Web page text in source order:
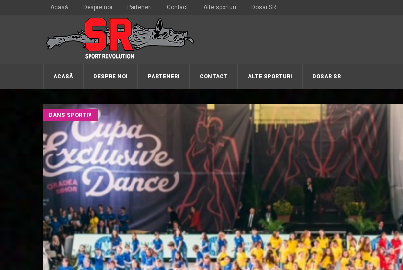
Acasă Despre noi Parteneri Contact Alte sporturi Dosar SR
ACASĂ DESPRE NOI PARTENERI CONTACT ALTE SPORTURI DOSAR SR
DANS SPORTIV